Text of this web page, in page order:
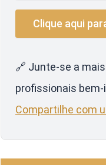
🔗 Junte-se a
profissionais
Compartilhe com